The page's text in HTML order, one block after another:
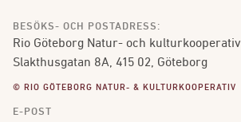
BESÖKS- OCH POSTADRESS:
Rio Göteborg Natur- och kulturkooperativ
Slakthusgatan 8A, 415 02, Göteborg
© RIO GÖTEBORG NATUR- & KULTURKOOPERATIV
E-POST